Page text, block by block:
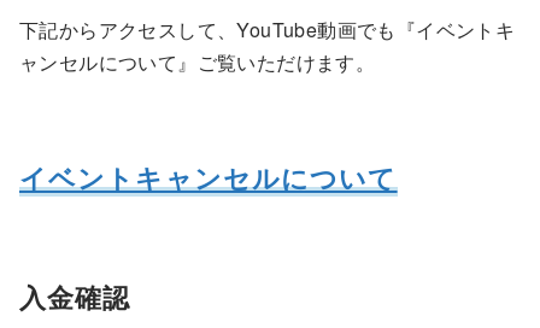
下記からアクセスして、YouTube動画でも『イベントキ
ャンセルについて』ご覧いただけます。
イベントキャンセルについて
入金確認